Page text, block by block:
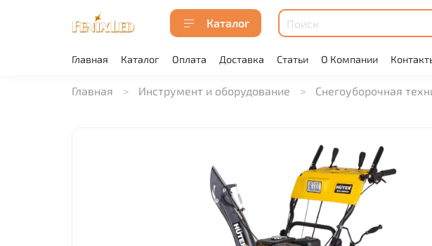
Каталог
Главная Каталог Оплата Доставка Статьи О Компании
Главная Инструмент и оборудование Снегоуборочная